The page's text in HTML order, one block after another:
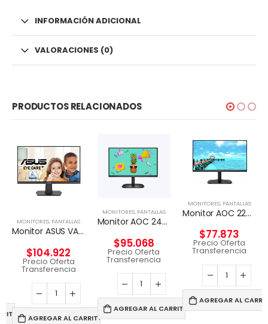
INFORMACIÓN ADICIONAL
VALORACIONES (0)
PRODUCTOS RELACIONADOS
MONITORES, PANTALLAS
Monitor ASUS VA24EHF Eye Care – 24/ De 100Hz.
$104.922
Precio Oferta
Transferencia
AGREGAR AL CARRITO
MONITORES, PANTALLAS
Monitor AOC 24B2XHM, 23.8″ Full HD (1920×1080), 75Hz
$95.068
Precio Oferta
Transferencia
AGREGAR AL CARRITO
MONITORES, PANTALLAS
Monitor AOC 22B2HN, 21.5″ FHD, 75Hz
$77.873
Precio Oferta
Transferencia
AGREGAR AL